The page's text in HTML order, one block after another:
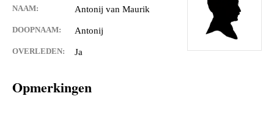
NAAM: Antonij van Maurik
DOOPNAAM: Antonij
OVERLEDEN: Ja
Opmerkingen